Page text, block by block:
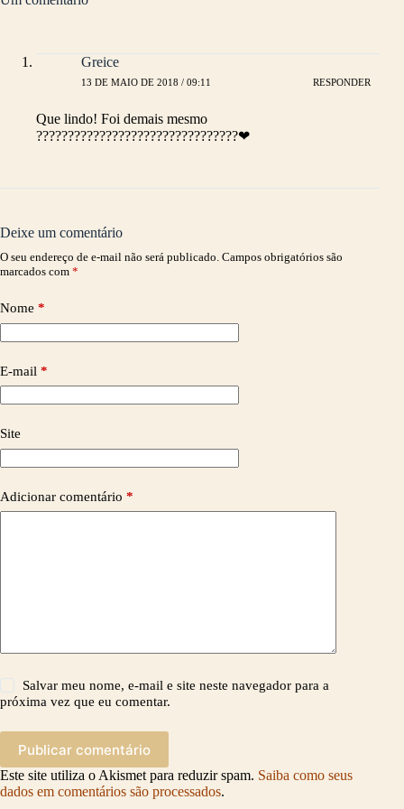
Greice
13 DE MAIO DE 2018 / 09:11 RESPONDER
Que lindo! Foi demais mesmo
????????????????????????????????❤
Deixe um comentário
O seu endereço de e-mail não será publicado. Campos obrigatórios são
marcados com *
Nome *
E-mail *
Site
Adicionar comentário *
Salvar meu nome, e-mail e site neste navegador para a
próxima vez que eu comentar.
Publicar comentário
Este site utiliza o Akismet para reduzir spam. Saiba como seus
dados em comentários são processados.